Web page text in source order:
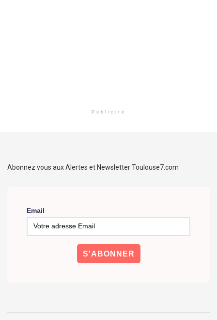
Publicité
Abonnez vous aux Alertes et Newsletter Toulouse7.com
Email